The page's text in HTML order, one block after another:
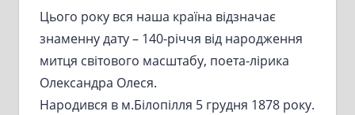
Цього року вся наша країна відзначає
знаменну дату – 140-річчя від народження
митця світового масштабу, поета-лірика
Олександра Олеся.
Народився в м.Білопілля 5 грудня 1878 року.